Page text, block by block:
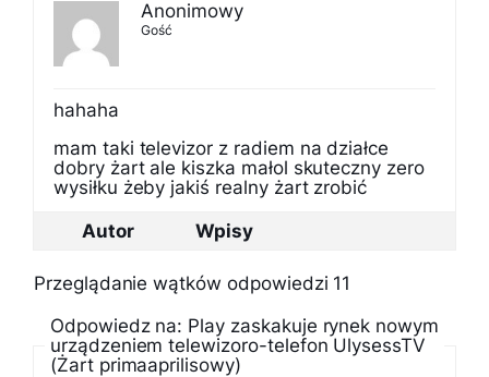
Anonimowy
Gość
hahaha
mam taki televizor z radiem na działce
dobry żart ale kiszka małol skuteczny zero
wysiłku żeby jakiś realny żart zrobić
Autor
Wpisy
Przeglądanie wątków odpowiedzi 11
Odpowiedz na: Play zaskakuje rynek nowym
urządzeniem telewizoro-telefon UlysessTV
(Żart primaaprilisowy)